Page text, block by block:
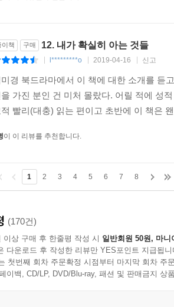
이책 구매 12. 내가 확실히 아는 것들
l*********o 2019-04-16 신고
미경 북드라마에서 이 책에 대한 소개를 듣
을 가진 분인 건 미처 몰랐다. 어릴 적에 성
적 빨리(대충) 읽는 편이고 초반에 이 책은
이 이 리뷰를 추천합니다.
1 2 3 4 5 6 7 8
(170건)
이상 구매 후 한줄평 작성 시 일반회원 50원, 마니
다운로드 후 작성한 리뷰만 YES포인트 지급됩니
첫번째 회차 주문확정 시점부터 마지막 회차 주
이백, CD/LP, DVD/Blu-ray, 패션 및 판매금지 상